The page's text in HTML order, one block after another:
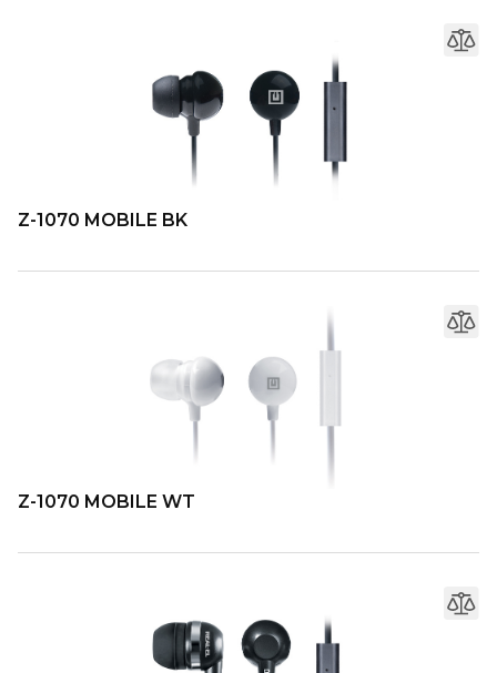
Z-1070 MOBILE BK
Z-1070 MOBILE WT